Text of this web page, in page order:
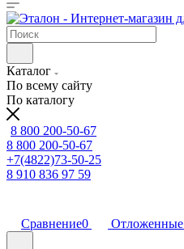
Каталог
По всему сайту
По каталогу
8 800 200-50-67
8 800 200-50-67
+7(4822)73-50-25
8 910 836 97 59
Сравнение0 Отложенные